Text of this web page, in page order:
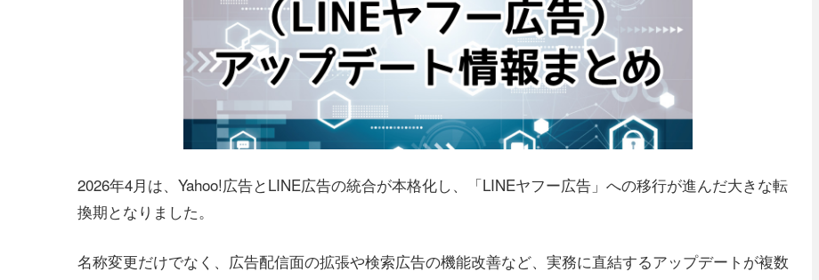
2026年4月は、Yahoo!広告とLINE広告の統合が本格化し、「LINEヤフー広告」への移行が進んだ大きな転
換期となりました。
名称変更だけでなく、広告配信面の拡張や検索広告の機能改善など、実務に直結するアップデートが複数